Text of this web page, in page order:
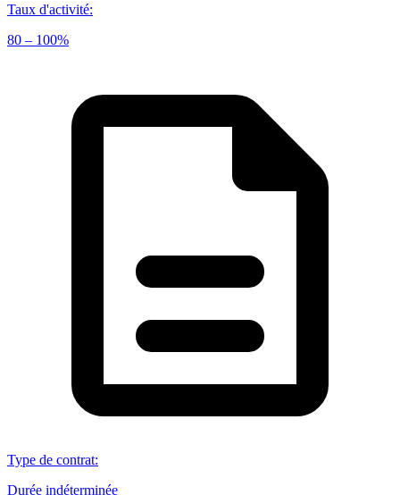
Taux d'activité:
80 – 100%
Type de contrat:
Durée indéterminée